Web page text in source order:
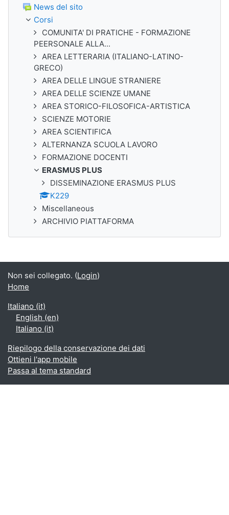
News del sito
Corsi
COMUNITA' DI PRATICHE - FORMAZIONE
PEERSONALE ALLA...
AREA LETTERARIA (ITALIANO-LATINO-
GRECO)
AREA DELLE LINGUE STRANIERE
AREA DELLE SCIENZE UMANE
AREA STORICO-FILOSOFICA-ARTISTICA
SCIENZE MOTORIE
AREA SCIENTIFICA
ALTERNANZA SCUOLA LAVORO
FORMAZIONE DOCENTI
ERASMUS PLUS
DISSEMINAZIONE ERASMUS PLUS
K229
Miscellaneous
ARCHIVIO PIATTAFORMA
Non sei collegato. (Login)
Home
Italiano ‎(it)‎
English ‎(en)‎
Italiano ‎(it)‎
Riepilogo della conservazione dei dati
Ottieni l'app mobile
Passa al tema standard